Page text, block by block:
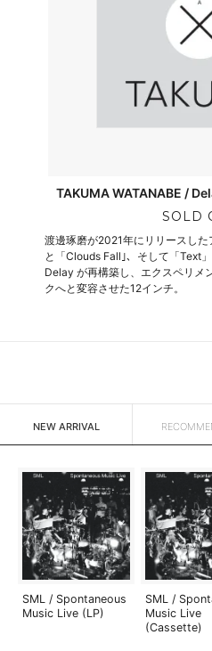
TAKUMA WATANABE /
SOLD
渡邊琢磨が2021年にリリースした
と「Clouds Fall｣、そして「Text
Delay が再構築し、エクスペリメ
クへと変容させた12インチ。
NEW ARRIVAL
SML / Spontaneous
Music Live (LP)
SML /
Music Live
(Cassette)